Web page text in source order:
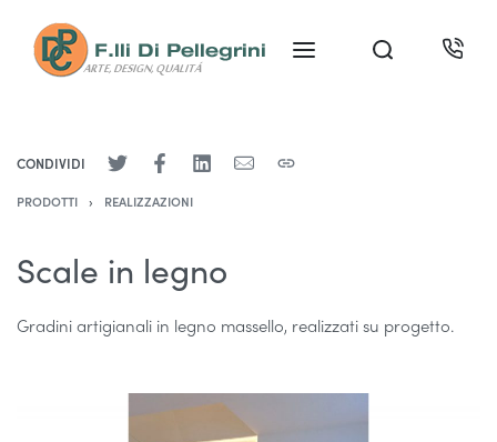
CONDIVIDI
PRODOTTI › REALIZZAZIONI
Scale in legno
Gradini artigianali in legno massello, realizzati su progetto.